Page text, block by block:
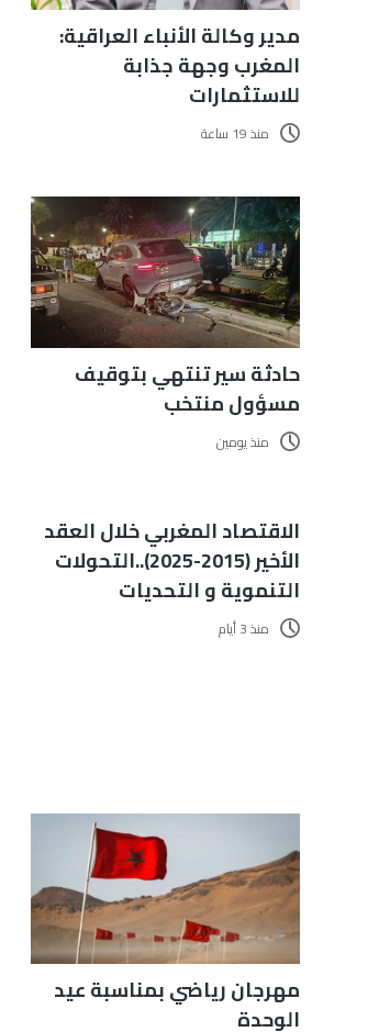
مدير وكالة الأنباء العراقية:
المغرب وجهة جذابة
للاستثمارات
منذ 19 ساعة
حادثة سير تنتهي بتوقيف
مسؤول منتخب
منذ يومين
الاقتصاد المغربي خلال العقد
الأخير (2015-2025)..التحولات
التنموية و التحديات
منذ 3 أيام
مهرجان رياضي بمناسبة عيد
الوحدة